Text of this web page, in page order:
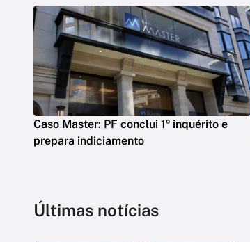
Caso Master: PF conclui 1º inquérito e
prepara indiciamento
Últimas notícias